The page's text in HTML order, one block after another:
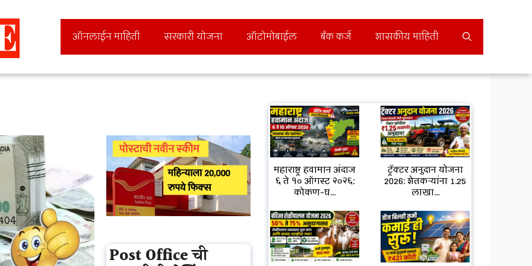
ऑनलाईन माहिती सरकारी योजना ऑटोमोबाईल बँक कर्ज शासकीय माहिती
Post Office ची
महाराष्ट्र हवामान अंदाज
६ ते १० ऑगस्ट २०२६:
कोकण-घ...
ट्रॅक्टर अनुदान योजना
2026: शेतकऱ्यांना ₹1.25
लाखा...